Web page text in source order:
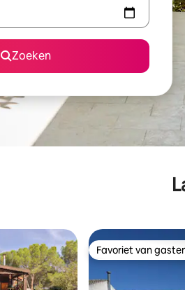
Zoeken
Favoriet van
Favoriet van